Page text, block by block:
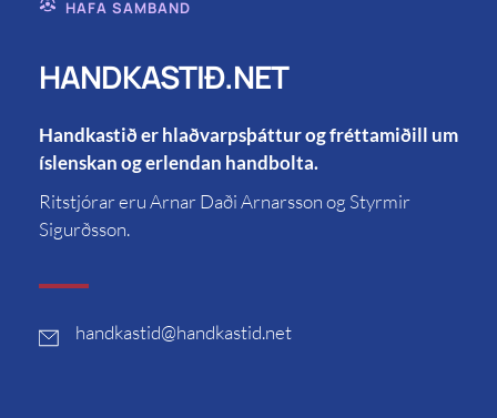
HAFA SAMBAND
HANDKASTIÐ.NET
Handkastið er hlaðvarpsþáttur og fréttamiðill um
íslenskan og erlendan handbolta.
Ritstjórar eru Arnar Daði Arnarsson og Styrmir
Sigurðsson.
handkastid@handkastid.net